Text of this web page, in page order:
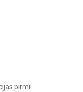
pirmi!